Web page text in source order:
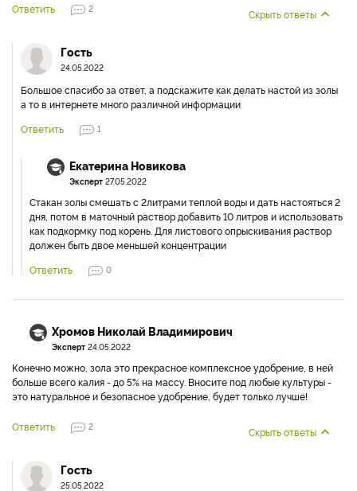
Ответить 2 Скрыть ответы
Гость
24.05.2022
Большое спасибо за ответ, а подскажите как делать настой из золы
а то в интернете много различной информации
Ответить
1
Екатерина Новикова
Эксперт 27.05.2022
Стакан золы смешать с 2литрами теплой воды и дать настояться 2
дня, потом в маточный раствор добавить 10 литров и использовать
как подкормку под корень. Для листового опрыскивания раствор
должен быть двое меньшей концентрации
Ответить
0
Хромов Николай Владимирович
Эксперт 24.05.2022
Конечно можно, зола это прекрасное комплексное удобрение, в ней
больше всего калия - до 5% на массу. Вносите под любые культуры -
это натуральное и безопасное удобрение, будет только лучше!
Ответить 2 Скрыть ответы
Гость
25.05.2022